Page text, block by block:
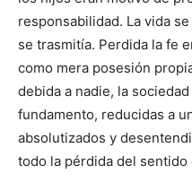
responsabilidad. La vida
se trasmitía. Perdida la fe
como mera posesión
debida a nadie, la
fundamento, reducidas a
absolutizados y
todo la pérdida del